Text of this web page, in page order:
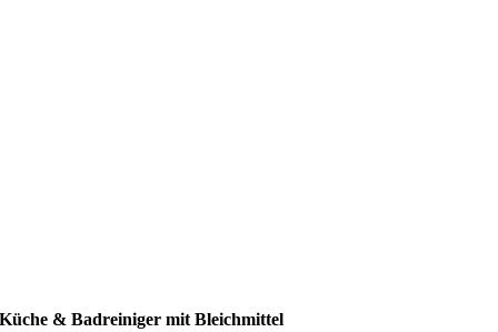
Küche & Badreiniger mit Bleichmittel